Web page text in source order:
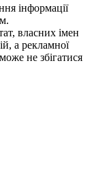
iнформацiї
власних імен
а рекламної
не збiгатися